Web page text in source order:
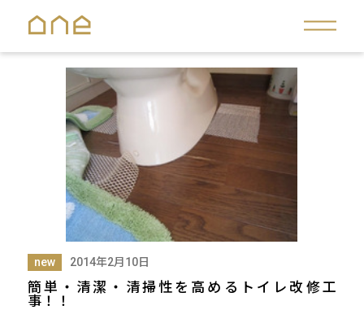
new 2014年2月10日
簡単・清潔・清掃性を高めるトイレ改修工
事！！